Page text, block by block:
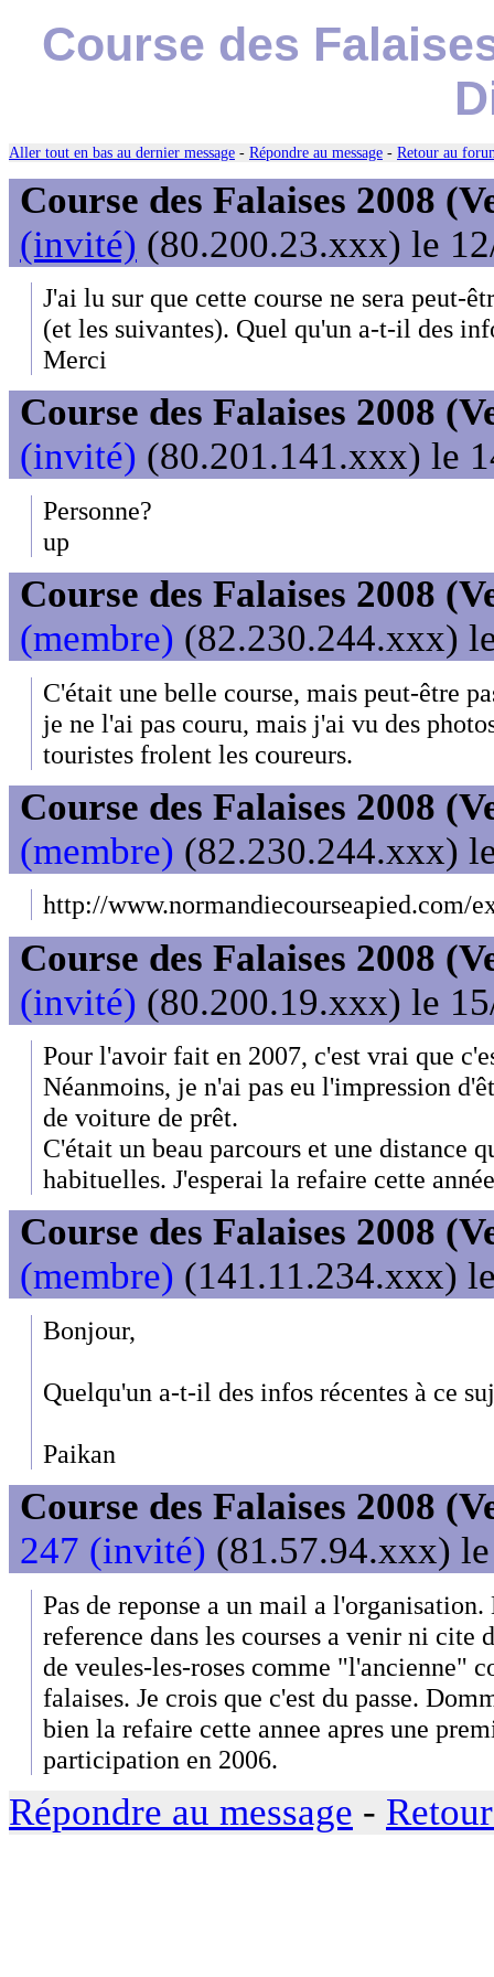
Course des
Aller tout en bas au dernier message - Répondre au message - Retour au
Course des Falaises 2008
(invité) (80.200.23.xxx) le
J'ai lu sur que cette course ne sera peut-
(et les suivantes). Quel qu'un a-t-il des
Merci
Course des Falaises 2008
(invité) (80.201.141.xxx) le
Personne?
up
Course des Falaises 2008
(membre) (82.230.244.xxx)
C'était une belle course, mais peut-être
je ne l'ai pas couru, mais j'ai vu des
touristes frolent les coureurs.
Course des Falaises 2008
(membre) (82.230.244.xxx)
http://www.normandiecourseapied.com/
Course des Falaises 2008
(invité) (80.200.19.xxx) le
Pour l'avoir fait en 2007, c'est vrai que
Néanmoins, je n'ai pas eu l'impression
de voiture de prêt.
C'était un beau parcours et une distance
habituelles. J'esperai la refaire cette
Course des Falaises 2008
(membre) (141.11.234.xxx)
Bonjour,
Quelqu'un a-t-il des infos récentes à ce
Paikan
Course des Falaises 2008
247 (invité) (81.57.94.xxx)
Pas de reponse a un mail a l'organisation.
reference dans les courses a venir ni cite
de veules-les-roses comme "l'ancienne"
falaises. Je crois que c'est du passe.
bien la refaire cette annee apres une
participation en 2006.
Répondre au message -